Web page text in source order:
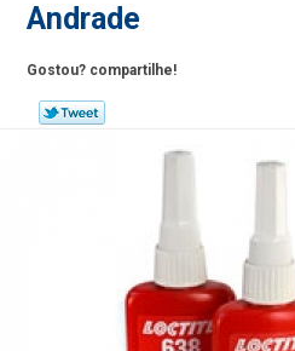
Andrade
Gostou? compartilhe!